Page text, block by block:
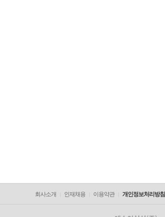
회사소개 인재채용 이용약관 개인정보처리방침